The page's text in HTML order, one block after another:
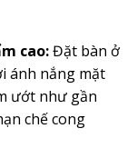
cao:Đặt bàn ở
ánh nắng mặt
ướt như gần
chế cong